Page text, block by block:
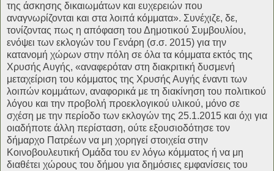
της άσκησης δικαιωμάτων και ευχερειών που
αναγνωρίζονται και στα λοιπά κόμματα». Συνέχιζε, δε,
τονίζοντας πως η απόφαση του Δημοτικού Συμβουλίου,
ενόψει των εκλογών του Γενάρη (σ.σ. 2015) για την
κατανομή χώρων στην πόλη σε όλα τα κόμματα εκτός της
Χρυσής Αυγής, «αναφερόταν στη διακριτική δυσμενή
μεταχείριση του κόμματος της Χρυσής Αυγής έναντι των
λοιπών κομμάτων, αναφορικά με τη διακίνηση του πολιτικού
λόγου και την προβολή προεκλογικού υλικού, μόνο σε
σχέση με την περίοδο των εκλογών της 25.1.2015 και όχι για
οιαδήποτε άλλη περίσταση, ούτε εξουσιοδότησε τον
δήμαρχο Πατρέων να μη χορηγεί στοιχεία στην
Κοινοβουλευτική Ομάδα του εν λόγω κόμματος ή να μη
διαθέτει χώρους του δήμου για δημόσιες εμφανίσεις του